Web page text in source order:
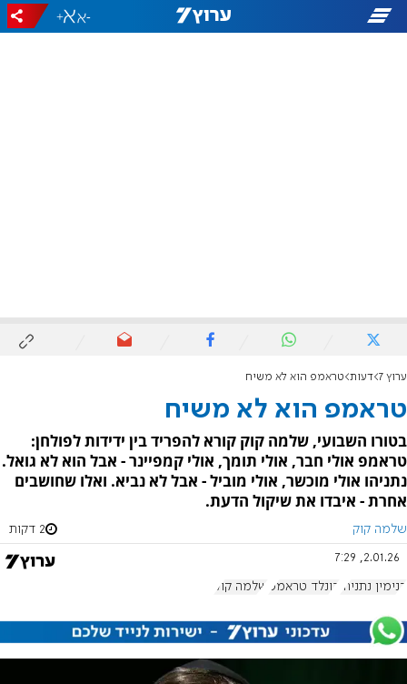
-
+
ערוץ 7 דעות טראמפ הוא לא משיח
טראמפ הוא לא משיח
בטורו השבועי, שלמה קוק קורא להפריד בין ידידות לפולחן:
טראמפ אולי חבר, אולי תומך, אולי קמפיינר - אבל הוא לא גואל.
נתניהו אולי מוכשר, אולי מוביל - אבל לא נביא. ואלו שחושבים
אחרת - איבדו את שיקול הדעת.
שלמה קוק 2 דקות
2.01.26, 7:29
בנימין נתניהו דונלד טראמפ שלמה קוק